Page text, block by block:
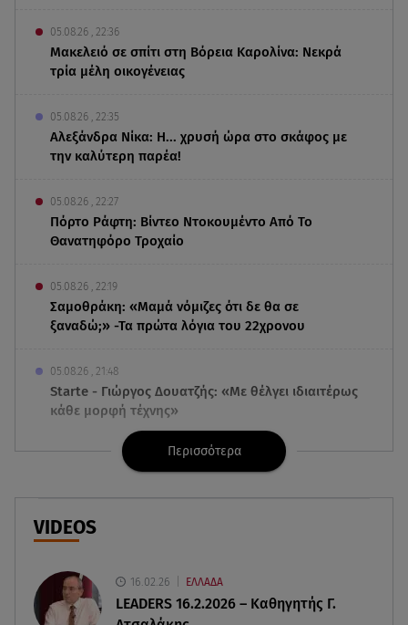
05.08.26 , 22:36
Μακελειό σε σπίτι στη Βόρεια Καρολίνα: Νεκρά
τρία μέλη οικογένειας
05.08.26 , 22:35
Αλεξάνδρα Νίκα: Η... χρυσή ώρα στο σκάφος με
την καλύτερη παρέα!
05.08.26 , 22:27
Πόρτο Ράφτη: Bίντεο Ντοκουμέντο Από Το
Θανατηφόρο Τροχαίο
05.08.26 , 22:19
Σαμοθράκη: «Μαμά νόμιζες ότι δε θα σε
ξαναδώ;» -Τα πρώτα λόγια του 22χρονου
05.08.26 , 21:48
Starte - Γιώργος Δουατζής: «Με θέλγει ιδιαιτέρως
κάθε μορφή τέχνης»
«Στην κόψη του ξυραφιού» οι συνομιλίες ΗΠΑ –
Ιράν
05.08.26 , 21:22
«Oνειρευόμουν έναν άντρα σαν εσένα»
Περισσότερα
VIDEOS
16.02.26 ΕΛΛΑΔΑ
LEADERS 16.2.2026 – Καθηγητής Γ.